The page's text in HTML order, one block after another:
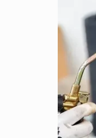
i
e
: